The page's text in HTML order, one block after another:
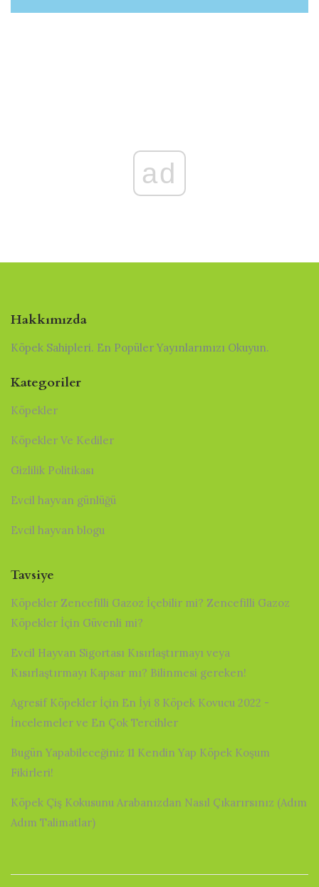
ad
Hakkımızda
Köpek Sahipleri. En Popüler Yayınlarımızı Okuyun.
Kategoriler
Köpekler
Köpekler Ve Kediler
Gizlilik Politikası
Evcil hayvan günlüğü
Evcil hayvan blogu
Tavsiye
Köpekler Zencefilli Gazoz İçebilir mi? Zencefilli Gazoz
Köpekler İçin Güvenli mi?
Evcil Hayvan Sigortası Kısırlaştırmayı veya
Kısırlaştırmayı Kapsar mı? Bilinmesi gereken!
Agresif Köpekler İçin En İyi 8 Köpek Kovucu 2022 -
İncelemeler ve En Çok Tercihler
Bugün Yapabileceğiniz 11 Kendin Yap Köpek Koşum
Fikirleri!
Köpek Çiş Kokusunu Arabanızdan Nasıl Çıkarırsınız (Adım
Adım Talimatlar)